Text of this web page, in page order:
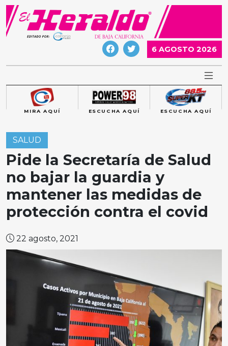
Skip
content
6 AGOSTO 2026
MIRA AQUÍ ESCUCHA AQUÍ ESCUCHA AQUÍ
SALUD
Pide la Secretaría de Salud
no bajar la guardia y
mantener las medidas de
protección contra el covid
22 agosto, 2021